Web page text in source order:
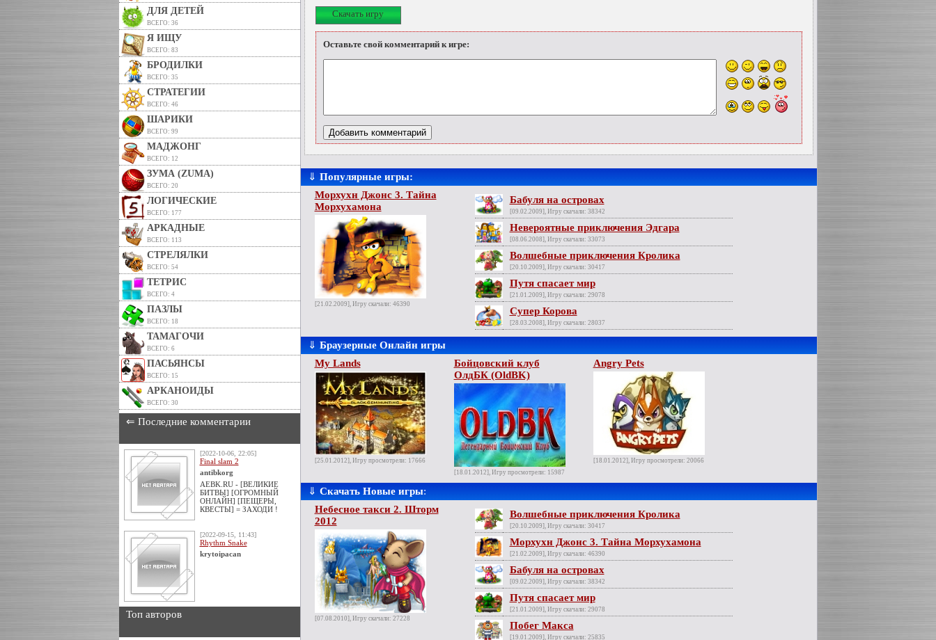
ДЛЯ ДЕТЕЙ
ВСЕГО: 36
Я ИЩУ
ВСЕГО: 83
БРОДИЛКИ
ВСЕГО: 35
СТРАТЕГИИ
ВСЕГО: 46
ШАРИКИ
ВСЕГО: 99
МАДЖОНГ
ВСЕГО: 12
ЗУМА (ZUMA)
ВСЕГО: 20
ЛОГИЧЕСКИЕ
ВСЕГО: 177
АРКАДНЫЕ
ВСЕГО: 113
СТРЕЛЯЛКИ
ВСЕГО: 54
ТЕТРИС
ВСЕГО: 4
ПАЗЛЫ
ВСЕГО: 18
ТАМАГОЧИ
ВСЕГО: 6
ПАСЬЯНСЫ
ВСЕГО: 15
АРКАНОИДЫ
ВСЕГО: 30
⇐ Последние комментарии
[2022-10-06, 22:05]
Final slam 2
antibkorg
AEBK.RU - [ВЕЛИКИЕ
БИТВЫ] [ОГРОМНЫЙ
ОНЛАЙН] [ПЕЩЕРЫ,
КВЕСТЫ] = ЗАХОДИ !
[2022-09-15, 11:43]
Rhythm Snake
krytoipacan
Топ авторов
Скачать игру
Оставьте свой комментарий к игре:
⇓ Популярные игры:
Морхухн Джонс 3. Тайна
Морхухамона
[21.02.2009], Игру скачали: 46390
Бабуля на островах
[09.02.2009], Игру скачали: 38342
Невероятные приключения Эдгара
[08.06.2008], Игру скачали: 33073
Волшебные приключения Кролика
[20.10.2009], Игру скачали: 30417
Путя спасает мир
[21.01.2009], Игру скачали: 29078
Супер Корова
[28.03.2008], Игру скачали: 28037
⇓ Браузерные Онлайн игры
My Lands
[25.01.2012], Игру просмотрели: 17666
Бойцовский клуб
ОлдБК (OldBK)
[18.01.2012], Игру просмотрели: 15987
Angry Pets
[18.01.2012], Игру просмотрели: 20066
⇓ Скачать Новые игры:
Небесное такси 2. Шторм
2012
[07.08.2010], Игру скачали: 27228
Волшебные приключения Кролика
[20.10.2009], Игру скачали: 30417
Морхухн Джонс 3. Тайна Морхухамона
[21.02.2009], Игру скачали: 46390
Бабуля на островах
[09.02.2009], Игру скачали: 38342
Путя спасает мир
[21.01.2009], Игру скачали: 29078
Побег Макса
[19.01.2009], Игру скачали: 25835